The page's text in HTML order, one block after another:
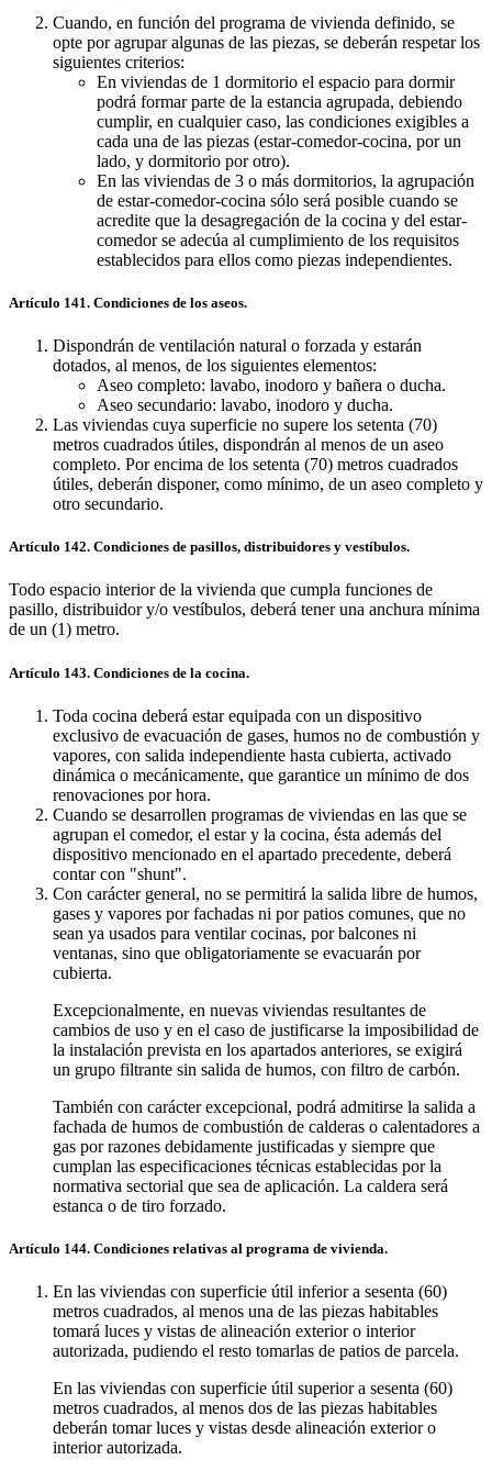
Cuando, en función del programa de vivienda definido, se
opte por agrupar algunas de las piezas, se deberán respetar los
siguientes criterios:
En viviendas de 1 dormitorio el espacio para dormir
podrá formar parte de la estancia agrupada, debiendo
cumplir, en cualquier caso, las condiciones exigibles a
cada una de las piezas (estar-comedor-cocina, por un
lado, y dormitorio por otro).
En las viviendas de 3 o más dormitorios, la agrupación
de estar-comedor-cocina sólo será posible cuando se
acredite que la desagregación de la cocina y del estar-
comedor se adecúa al cumplimiento de los requisitos
establecidos para ellos como piezas independientes.
Artículo 141. Condiciones de los aseos.
Dispondrán de ventilación natural o forzada y estarán
dotados, al menos, de los siguientes elementos:
Aseo completo: lavabo, inodoro y bañera o ducha.
Aseo secundario: lavabo, inodoro y ducha.
Las viviendas cuya superficie no supere los setenta (70)
metros cuadrados útiles, dispondrán al menos de un aseo
completo. Por encima de los setenta (70) metros cuadrados
útiles, deberán disponer, como mínimo, de un aseo completo y
otro secundario.
Artículo 142. Condiciones de pasillos, distribuidores y vestíbulos.
Todo espacio interior de la vivienda que cumpla funciones de
pasillo, distribuidor y/o vestíbulos, deberá tener una anchura mínima
de un (1) metro.
Artículo 143. Condiciones de la cocina.
Toda cocina deberá estar equipada con un dispositivo
exclusivo de evacuación de gases, humos no de combustión y
vapores, con salida independiente hasta cubierta, activado
dinámica o mecánicamente, que garantice un mínimo de dos
renovaciones por hora.
Cuando se desarrollen programas de viviendas en las que se
agrupan el comedor, el estar y la cocina, ésta además del
dispositivo mencionado en el apartado precedente, deberá
contar con "shunt".
Con carácter general, no se permitirá la salida libre de humos,
gases y vapores por fachadas ni por patios comunes, que no
sean ya usados para ventilar cocinas, por balcones ni
ventanas, sino que obligatoriamente se evacuarán por
cubierta.
Excepcionalmente, en nuevas viviendas resultantes de
cambios de uso y en el caso de justificarse la imposibilidad de
la instalación prevista en los apartados anteriores, se exigirá
un grupo filtrante sin salida de humos, con filtro de carbón.
También con carácter excepcional, podrá admitirse la salida a
fachada de humos de combustión de calderas o calentadores a
gas por razones debidamente justificadas y siempre que
cumplan las especificaciones técnicas establecidas por la
normativa sectorial que sea de aplicación. La caldera será
estanca o de tiro forzado.
Artículo 144. Condiciones relativas al programa de vivienda.
En las viviendas con superficie útil inferior a sesenta (60)
metros cuadrados, al menos una de las piezas habitables
tomará luces y vistas de alineación exterior o interior
autorizada, pudiendo el resto tomarlas de patios de parcela.
En las viviendas con superficie útil superior a sesenta (60)
metros cuadrados, al menos dos de las piezas habitables
deberán tomar luces y vistas desde alineación exterior o
interior autorizada.